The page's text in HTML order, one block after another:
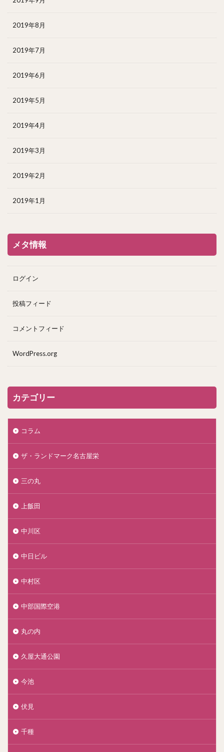
2019年8月
2019年7月
2019年6月
2019年5月
2019年4月
2019年3月
2019年2月
2019年1月
メタ情報
ログイン
投稿フィード
コメントフィード
WordPress.org
カテゴリー
コラム
ザ・ランドマーク名古屋栄
三の丸
上飯田
中川区
中日ビル
中村区
中部国際空港
丸の内
久屋大通公園
今池
伏見
千種